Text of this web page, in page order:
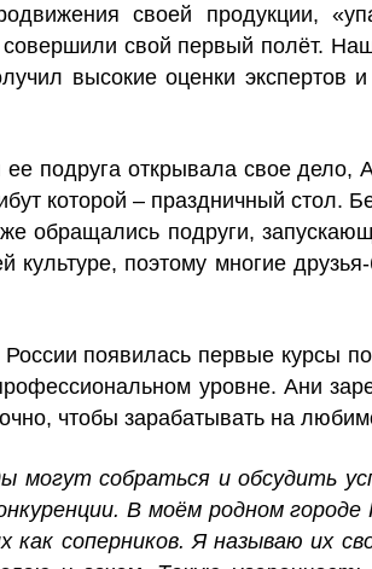
своей продукции,
свой первый полёт.
высокие оценки экспертов и
подруга открывала свое дело,
которой – праздничный стол.
обращались подруги,
поэтому многие
появилась первые курсы по
уровне. Ани
чтобы зарабатывать на
собраться и обсудить
В моём родном
соперников. Я называю их